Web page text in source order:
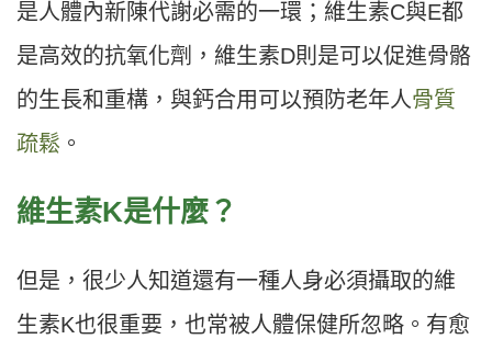
是人體內新陳代謝必需的一環；維生素C與E都
是高效的抗氧化劑，維生素D則是可以促進骨骼
的生長和重構，與鈣合用可以預防老年人骨質
疏鬆 。
維生素K是什麼？
但是，很少人知道還有一種人身必須攝取的維
生素K也很重要，也常被人體保健所忽略。有愈